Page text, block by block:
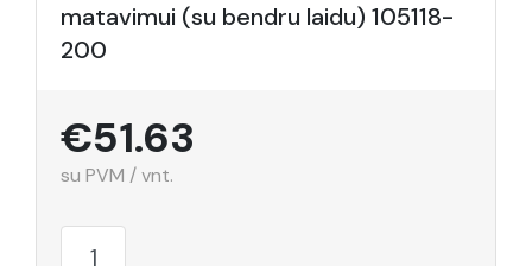
matavimui (su bendru laidu) 105118-
200
€51.63
su PVM / vnt.